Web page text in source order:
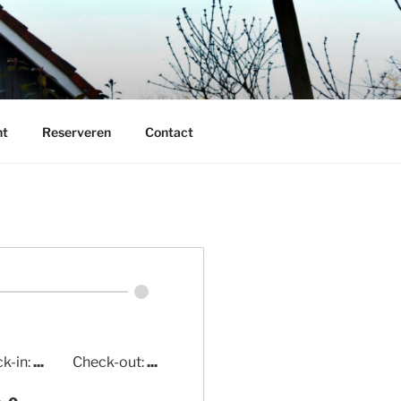
Reserveren Contact
in:... Check-out:...